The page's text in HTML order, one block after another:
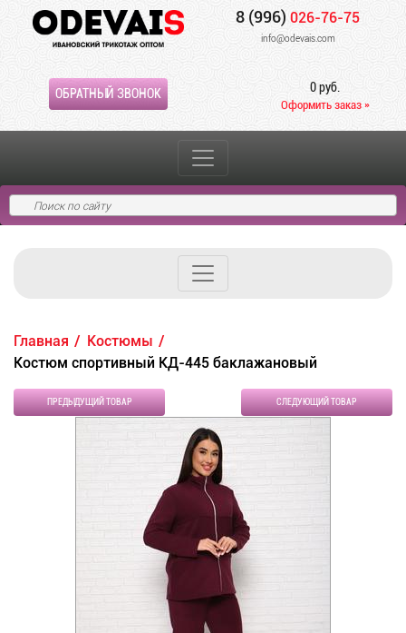
8 (996) 026-76-75
info@odevais.com
ОБРАТНЫЙ ЗВОНОК 0 руб.
Оформить заказ »
Главная
Костюмы
Костюм спортивный КД-445 баклажановый
ПРЕДЫДУЩИЙ ТОВАР СЛЕДУЮЩИЙ ТОВАР